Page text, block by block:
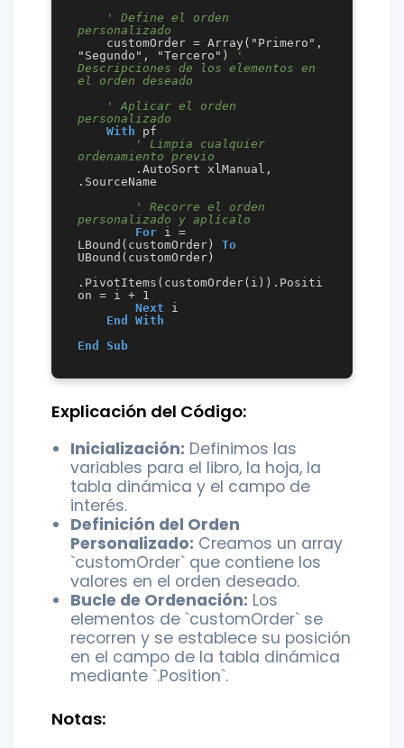
' Define el orden
personalizado
"Segundo", "Tercero")
'
Descripciones de los elementos en
el orden deseado
' Aplicar el orden
personalizado
With pf
' Limpia cualquier
ordenamiento previo
.SourceName
' Recorre el orden
personalizado y aplícalo
For i =
LBound(customOrder) To
UBound(customOrder)
.PivotItems(customOrder(i)).Positi
on = i + 1
Next i
End
With
End
Sub
Explicación del Código:
Inicialización: Definimos las
variables para el libro, la hoja, la
tabla dinámica y el campo de
interés.
Definición del Orden
Personalizado: Creamos un array
`customOrder` que contiene los
valores en el orden deseado.
Bucle de Ordenación: Los
elementos de `customOrder` se
recorren y se establece su posición
en el campo de la tabla dinámica
mediante `.Position`.
Notas: